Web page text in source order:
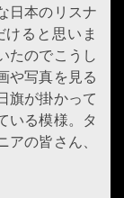
日本のリスナ
ると思いま
たのでこうし
や写真を見る
旗が掛かって
いる模様。タ
アの皆さん、